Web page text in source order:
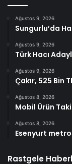
Ağustos 9, 2026
Sungurlu’da
Ağustos 9, 2026
Türk Hacı
Ağustos 9, 2026
Çakır, 525 Bin
Ağustos 8, 2026
Mobil Ürün
Ağustos 8, 2026
Esenyurt
Rastgele